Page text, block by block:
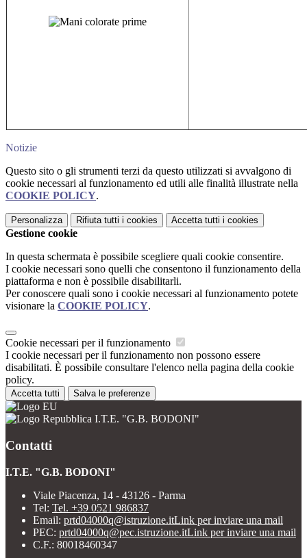
Notizie
Questo sito o gli strumenti terzi da questo utilizzati si avvalgono di
cookie necessari al funzionamento ed utili alle finalità illustrate nella
COOKIE POLICY.
Personalizza Rifiuta tutti i cookies Accetta tutti i cookies
Gestione cookie
In questa schermata è possibile scegliere quali cookie consentire.
I cookie necessari sono quelli che consentono il funzionamento della
piattaforma e non è possibile disabilitarli.
Per conoscere quali sono i cookie necessari al funzionamento potete
visionare la COOKIE POLICY.
Cookie necessari per il funzionamento
I cookie necessari per il funzionamento non possono essere
disabilitati. È possibile consultare l'elenco nella pagina della cookie
policy.
Accetta tutti Salva le preferenze
I.T.E. "G.B. BODONI"
Contatti
I.T.E. "G.B. BODONI"
Viale Piacenza, 14 - 43126 - Parma
Tel: Tel. +39 0521 986837
Email: prtd04000q@istruzione.itLink per inviare una mail
PEC: prtd04000q@pec.istruzione.itLink per inviare una mail
C.F.: 80018460347